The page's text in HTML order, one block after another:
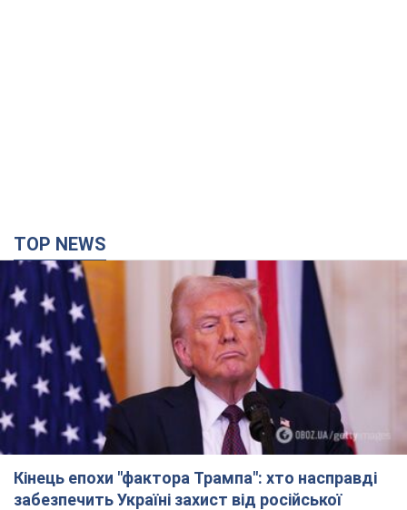
TOP NEWS
Кінець епохи "фактора Трампа": хто насправді
забезпечить Україні захист від російської